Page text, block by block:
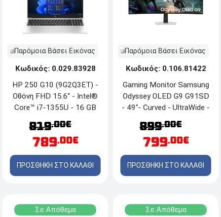
Παρόμοια Βάσει Εικόνας
Κωδικός: 0.029.83928
HP 250 G10 (9G2Q3ET) -
Οθόνη FHD 15.6'' - Intel®
Core™ i7-1355U - 16 GB
RAM - 512GB SSD -
Windows 11 Pro - Turbo
Silver
819.00€
789.00€
ΠΡΟΣΘΗΚΗ ΣΤΟ ΚΑΛΑΘΙ
Παρόμοια Βάσει Εικόνας
Κωδικός: 0.106.81422
Gaming Monitor Samsung
Odyssey OLED G9 G91SD
- 49"- Curved - UltraWide -
DQHD - OLED -
144Hz/0.03ms -
ΗDMI/micro HDMI/DP
899.00€
799.00€
ΠΡΟΣΘΗΚΗ ΣΤΟ ΚΑΛΑΘΙ
Σε Απόθεμα Σε Απόθεμα